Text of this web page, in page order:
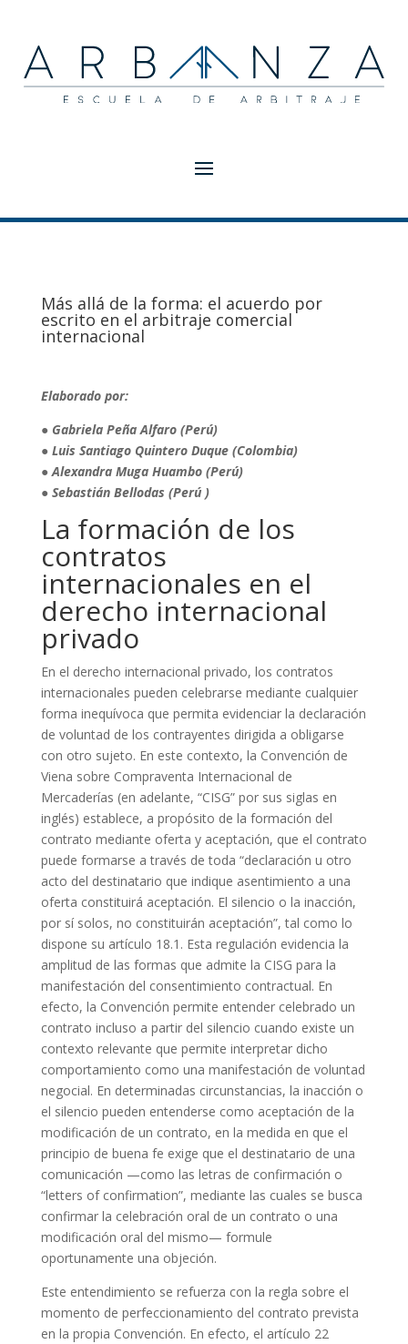
Más allá de la forma: el acuerdo por
escrito en el arbitraje comercial
internacional
Elaborado por:
● Gabriela Peña Alfaro (Perú)
● Luis Santiago Quintero Duque (Colombia)
● Alexandra Muga Huambo (Perú)
● Sebastián Bellodas (Perú )
La formación de los
contratos
internacionales en el
derecho internacional
privado
En el derecho internacional privado, los contratos
internacionales pueden celebrarse mediante cualquier
forma inequívoca que permita evidenciar la declaración
de voluntad de los contrayentes dirigida a obligarse
con otro sujeto. En este contexto, la Convención de
Viena sobre Compraventa Internacional de
Mercaderías (en adelante, “CISG” por sus siglas en
inglés) establece, a propósito de la formación del
contrato mediante oferta y aceptación, que el contrato
puede formarse a través de toda “declaración u otro
acto del destinatario que indique asentimiento a una
oferta constituirá aceptación. El silencio o la inacción,
por sí solos, no constituirán aceptación”, tal como lo
dispone su artículo 18.1. Esta regulación evidencia la
amplitud de las formas que admite la CISG para la
manifestación del consentimiento contractual. En
efecto, la Convención permite entender celebrado un
contrato incluso a partir del silencio cuando existe un
contexto relevante que permite interpretar dicho
comportamiento como una manifestación de voluntad
negocial. En determinadas circunstancias, la inacción o
el silencio pueden entenderse como aceptación de la
modificación de un contrato, en la medida en que el
principio de buena fe exige que el destinatario de una
comunicación —como las letras de confirmación o
“letters of confirmation”, mediante las cuales se busca
confirmar la celebración oral de un contrato o una
modificación oral del mismo— formule
oportunamente una objeción.
Este entendimiento se refuerza con la regla sobre el
momento de perfeccionamiento del contrato prevista
en la propia Convención. En efecto, el artículo 22